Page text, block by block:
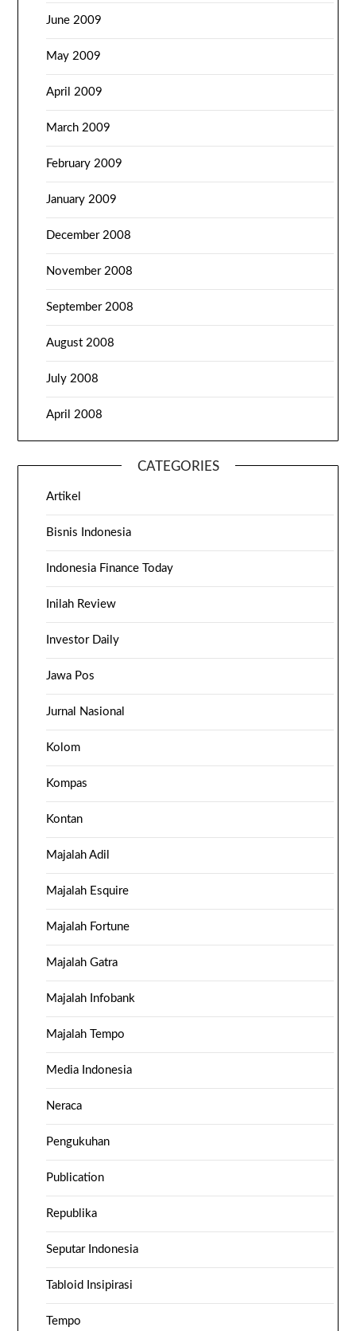
June 2009
May 2009
April 2009
March 2009
February 2009
January 2009
December 2008
November 2008
September 2008
August 2008
July 2008
April 2008
CATEGORIES
Artikel
Bisnis Indonesia
Indonesia Finance Today
Inilah Review
Investor Daily
Jawa Pos
Jurnal Nasional
Kolom
Kompas
Kontan
Majalah Adil
Majalah Esquire
Majalah Fortune
Majalah Gatra
Majalah Infobank
Majalah Tempo
Media Indonesia
Neraca
Pengukuhan
Publication
Republika
Seputar Indonesia
Tabloid Insipirasi
Tempo